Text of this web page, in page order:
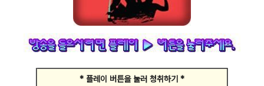
* 플레이 버튼을 눌러 청취하기 *